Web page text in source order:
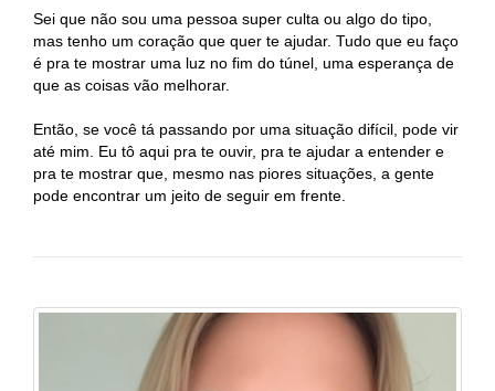
Sei que não sou uma pessoa super culta ou algo do tipo,
mas tenho um coração que quer te ajudar. Tudo que eu faço
é pra te mostrar uma luz no fim do túnel, uma esperança de
que as coisas vão melhorar.
Então, se você tá passando por uma situação difícil, pode vir
até mim. Eu tô aqui pra te ouvir, pra te ajudar a entender e
pra te mostrar que, mesmo nas piores situações, a gente
pode encontrar um jeito de seguir em frente.